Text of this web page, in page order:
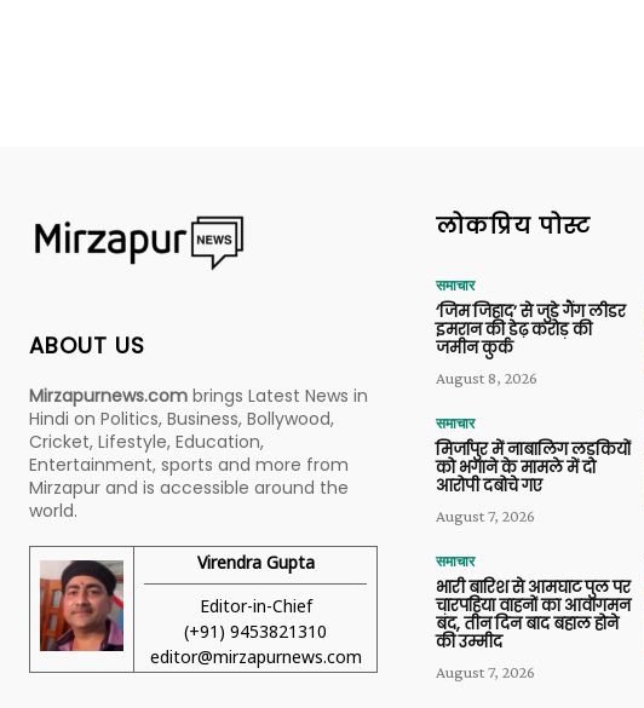
ABOUT US
Mirzapurnews.com brings Latest News in
Hindi on Politics, Business, Bollywood,
Cricket, Lifestyle, Education,
Entertainment, sports and more from
Mirzapur and is accessible around the
world.
Virendra Gupta
Editor-in-Chief
(+91) 9453821310
editor@mirzapurnews.com
लोकप्रिय पोस्ट
समाचार
‘जिम जिहाद’ से जुड़े गैंग लीडर
इमरान की डेढ़ करोड़ की
जमीन कुर्क
August 8, 2026
समाचार
मिर्जापुर में नाबालिग लड़कियों
को भगाने के मामले में दो
आरोपी दबोचे गए
August 7, 2026
समाचार
भारी बारिश से आमघाट पुल पर
चारपहिया वाहनों का आवागमन
बंद, तीन दिन बाद बहाल होने
की उम्मीद
August 7, 2026